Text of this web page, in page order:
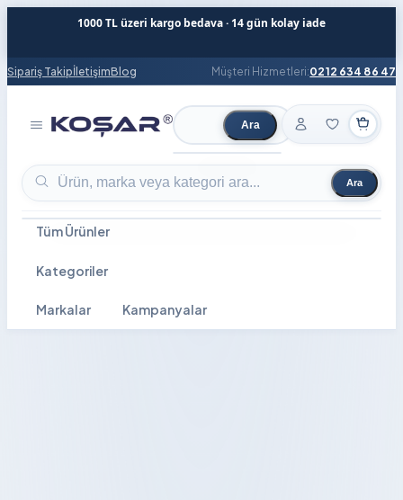
1000 TL üzeri kargo bedava · 14 gün kolay iade
Sipariş TakipİletişimBlog Müşteri Hizmetleri:0212 634 86 47
Ürün ara Ara
Ürün ara Ara
Tüm Ürünler
Kategoriler
Markalar Kampanyalar